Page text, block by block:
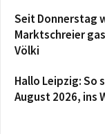
Seit Donnerstag
Marktschreier
Völki
Hallo Leipzig: So
August 2026, ins